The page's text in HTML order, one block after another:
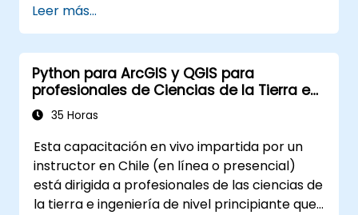
Aplicar modelado espacial para resolver
problemas en escenarios del mundo real.
Realizar análisis geoestadísticos para una
interpretación avanzada de los datos.
Integrar fuentes de datos externas y
aprovechar el análisis de datos
Leer más...
Python para ArcGIS y QGIS para
profesionales de Ciencias de la Tierra e
Ingeniería
35 Horas
Esta capacitación en vivo impartida por un
instructor en Chile (en línea o presencial)
está dirigida a profesionales de las ciencias de
la tierra e ingeniería de nivel principiante que